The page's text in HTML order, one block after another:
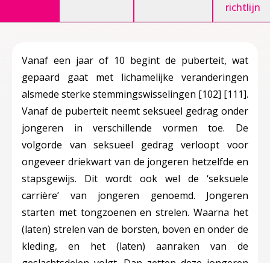
richtlijn
Vanaf een jaar of 10 begint de puberteit, wat
gepaard gaat met lichamelijke veranderingen
alsmede sterke stemmingswisselingen [102] [111].
Vanaf de puberteit neemt seksueel gedrag onder
jongeren in verschillende vormen toe. De
volgorde van seksueel gedrag verloopt voor
ongeveer driekwart van de jongeren hetzelfde en
stapsgewijs. Dit wordt ook wel de ‘seksuele
carrière’ van jongeren genoemd. Jongeren
starten met tongzoenen en strelen. Waarna het
(laten) strelen van de borsten, boven en onder de
kleding, en het (laten) aanraken van de